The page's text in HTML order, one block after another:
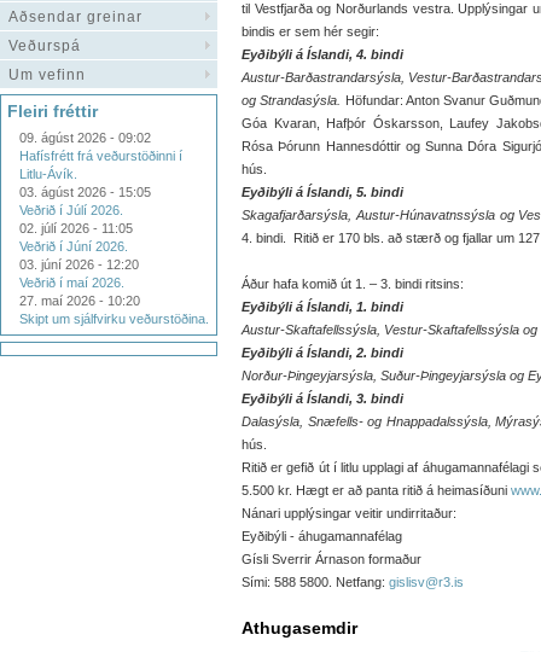
Aðsendar greinar
Veðurspá
Um vefinn
Fleiri fréttir
09. ágúst 2026 - 09:02
Hafísfrétt frá veðurstöðinni í
Litlu-Ávík.
03. ágúst 2026 - 15:05
Veðrið í Júlí 2026.
02. júlí 2026 - 11:05
Veðrið í Júní 2026.
03. júní 2026 - 12:20
Veðrið í maí 2026.
27. maí 2026 - 10:20
Skipt um sjálfvirku veðurstöðina.
til Vestfjarða og Norðurlands vestra. Upplýsingar
bindis er sem hér segir:
Eyðibýli á Íslandi, 4. bindi
Austur-Barðastrandarsýsla, Vestur-
og Strandasýsla.
Höfundar: Anton Svanur
Góa Kvaran, Hafþór Óskarsson, Laufey
Rósa Þórunn Hannesdóttir og Sunna Dóra
hús.
Eyðibýli á Íslandi, 5. bindi
Skagafjarðarsýsla, Austur-Húnavatnssýsla og
4. bindi. Ritið er 170 bls. að stærð og fjallar um
Áður hafa komið út 1. – 3. bindi ritsins:
Eyðibýli á Íslandi, 1. bindi
Austur-Skaftafellssýsla, Vestur-Skaftafellssýsla
Eyðibýli á Íslandi, 2. bindi
Norður-Þingeyjarsýsla, Suður-Þingeyjarsýsla og
Eyðibýli á Íslandi, 3. bindi
Dalasýsla, Snæfells- og Hnappadalssýsla,
hús.
Ritið er gefið út í litlu upplagi af
5.500 kr. Hægt er að panta ritið á heimasíðuni
Nánari upplýsingar veitir undirritaður:
Eyðibýli - áhugamannafélag
Gísli Sverrir Árnason formaður
Sími: 588 5800. Netfang: gislisv@r3.is
Athugasemdir